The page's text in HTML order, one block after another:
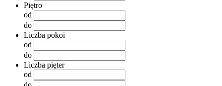
Piętro
od
do
Liczba pokoi
od
do
Liczba pięter
od